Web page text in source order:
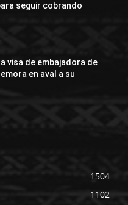
seguir cobrando
visa de embajadora de
en aval a su
1504
1102